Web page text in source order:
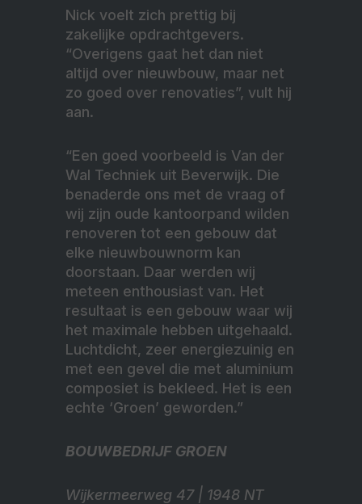
Nick voelt zich prettig bij
zakelijke opdrachtgevers.
“Overigens gaat het dan niet
altijd over nieuwbouw, maar net
zo goed over renovaties”, vult hij
aan.
“Een goed voorbeeld is Van der
Wal Techniek uit Beverwijk. Die
benaderde ons met de vraag of
wij zijn oude kantoorpand wilden
renoveren tot een gebouw dat
elke nieuwbouwnorm kan
doorstaan. Daar werden wij
meteen enthousiast van. Het
resultaat is een gebouw waar wij
het maximale hebben uitgehaald.
Luchtdicht, zeer energiezuinig en
met een gevel die met aluminium
composiet is bekleed. Het is een
echte ‘Groen’ geworden.”
BOUWBEDRIJF GROEN
Wijkermeerweg 47 | 1948 NT